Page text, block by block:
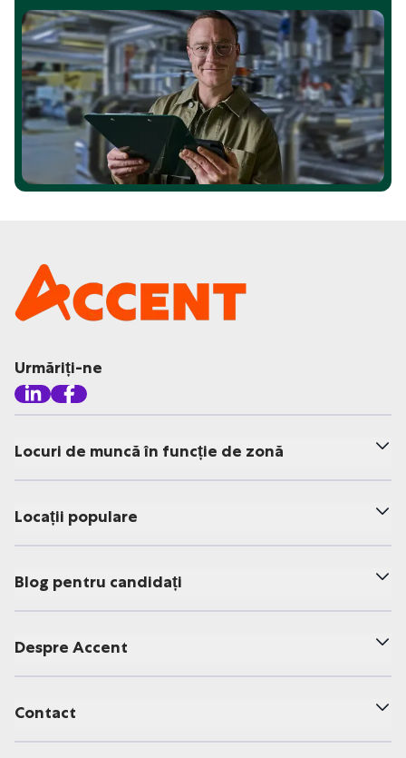
Urmăriți-ne
Locuri de muncă în funcție de zonă
Locații populare
Blog pentru candidați
Despre Accent
Contact